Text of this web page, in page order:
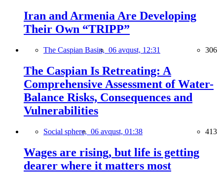
Iran and Armenia Are Developing
Their Own “TRIPP”
The Caspian Basin, 06 avqust, 12:31 306
The Caspian Is Retreating: A
Comprehensive Assessment of Water-
Balance Risks, Consequences and
Vulnerabilities
Social sphere, 06 avqust, 01:38 413
Wages are rising, but life is getting
dearer where it matters most